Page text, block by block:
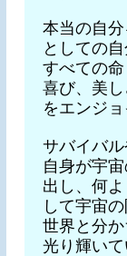
本当の自
としての
すべての
喜び、美
をエンジ
サバイバ
自身が宇
出し、何
して宇宙
世界と分
光り輝い